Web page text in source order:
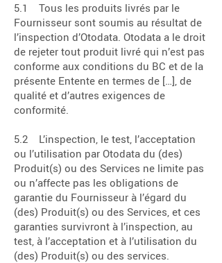
5.1 Tous les produits livrés par le
Fournisseur sont soumis au résultat de
l’inspection d’Otodata. Otodata a le droit
de rejeter tout produit livré qui n’est pas
conforme aux conditions du BC et de la
présente Entente en termes de […], de
qualité et d’autres exigences de
conformité.
5.2 L’inspection, le test, l’acceptation
ou l’utilisation par Otodata du (des)
Produit(s) ou des Services ne limite pas
ou n’affecte pas les obligations de
garantie du Fournisseur à l’égard du
(des) Produit(s) ou des Services, et ces
garanties survivront à l’inspection, au
test, à l’acceptation et à l’utilisation du
(des) Produit(s) ou des services.